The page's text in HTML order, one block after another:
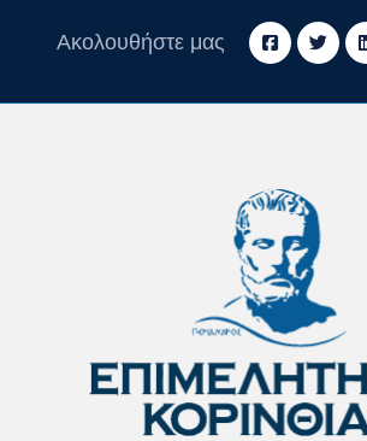
Ακολουθήστε μας